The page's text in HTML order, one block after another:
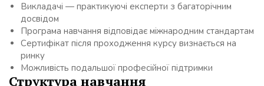
Викладачі — практикуючі експерти з багаторічним
досвідом
Програма навчання відповідає міжнародним стандартам
Сертифікат після проходження курсу визнається на
ринку
Можливість подальшої професійної підтримки
Структура навчання